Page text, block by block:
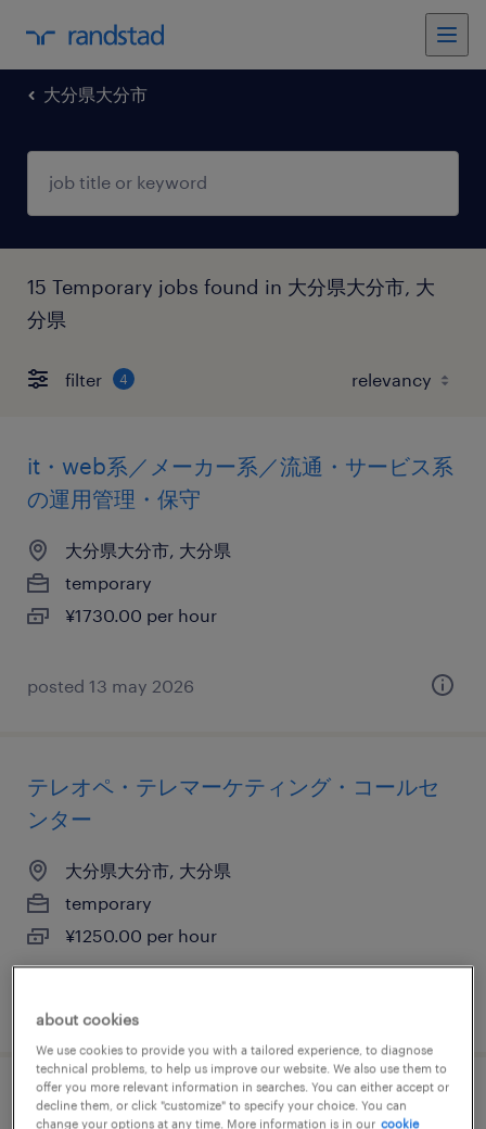
大分県大分市
15 Temporary jobs found in 大分県大分市, 大
分県
filter 4
it・web系／メーカー系／流通・サービス系
の運用管理・保守
大分県大分市, 大分県
temporary
¥1730.00 per hour
posted 13 may 2026
テレオペ・テレマーケティング・コールセ
ンター
大分県大分市, 大分県
temporary
¥1250.00 per hour
it・web系／メーカー系／流通・サービス系
about cookies
We use cookies to provide you with a tailored experience, to diagnose
technical problems, to help us improve our website. We also use them to
offer you more relevant information in searches. You can either accept or
decline them, or click "customize" to specify your choice. You can
change your options at any time. More information is in our cookie